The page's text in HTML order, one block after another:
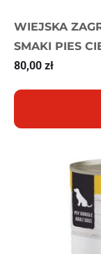
WIEJSKA
SMAKI PIES
80,00 zł